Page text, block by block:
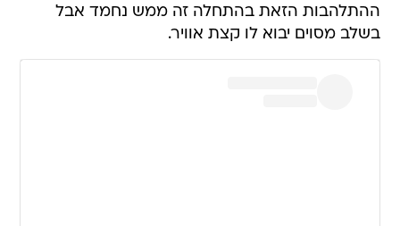
ההתלהבות הזאת בהתחלה זה ממש נחמד אבל
בשלב מסוים יבוא לו קצת אוויר.